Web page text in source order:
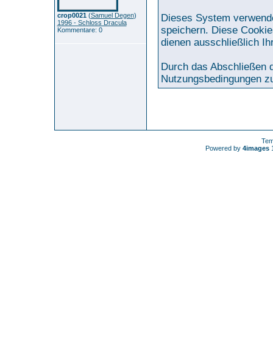
crop0021(Samuel Degen)
1996 - Schloss Dracula
Kommentare: 0
Dieses System
speichern. Diese
dienen ausschließlich
Durch das Abschließen
Nutzungsbedingungen
Powered by 4images